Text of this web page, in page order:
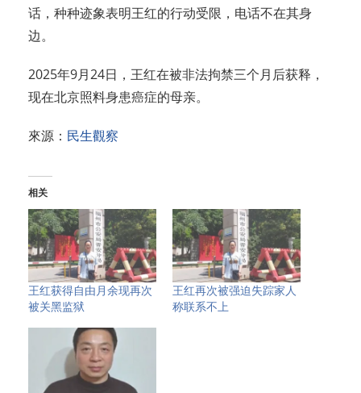
话，种种迹象表明王红的行动受限，电话不在其身
边。
2025年9月24日，王红在被非法拘禁三个月后获释，
现在北京照料身患癌症的母亲。
來源： 民生觀察
相关
王红获得自由月余现再次
被关黑监狱
王红再次被强迫失踪家人
称联系不上